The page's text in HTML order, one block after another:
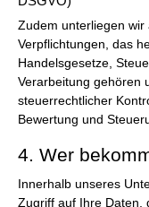
Zudem unterliegen
Verpflichtungen, das
Handelsgesetze,
Verarbeitung gehören
steuerrechtlicher
Bewertung und
4. Wer
Innerhalb unseres
Zugriff auf Ihre Daten,